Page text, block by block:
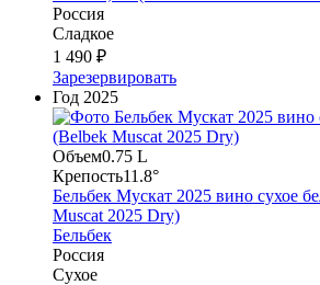
Россия
Сладкое
1 490 ₽
Зарезервировать
Год 2025
Объем0.75 L
Крепость11.8°
Бельбек Мускат 2025 вино сухое
Muscat 2025 Dry)
Бельбек
Россия
Сухое